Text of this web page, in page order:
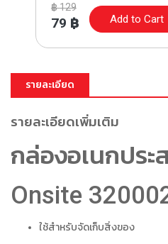
฿129
79 ฿ Add to Cart
รายละเอียด
รายละเอียดเพิ่มเติม
กล่องอเนกประ
Onsite
ใช้สำหรับจัดเก็บสิ่งของ